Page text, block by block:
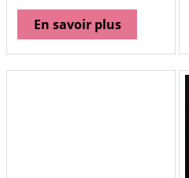
En savoir plus